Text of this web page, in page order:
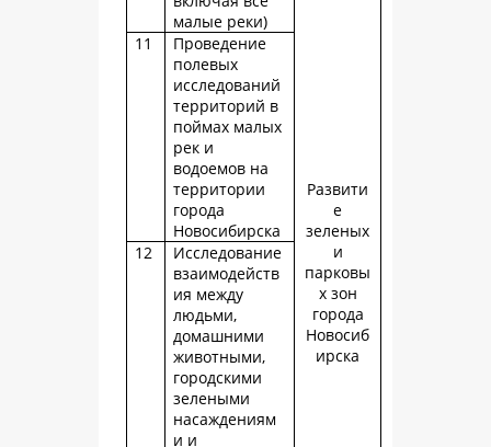
Развити
е
зеленых
и
парковы
х зон
города
Новосиб
ирска
малые реки)
11
Проведение
полевых
исследований
территорий в
поймах малых
рек и
водоемов на
территории
города
Новосибирска
12
Исследование
взаимодейств
ия между
людьми,
домашними
животными,
городскими
зелеными
насаждениям
и и